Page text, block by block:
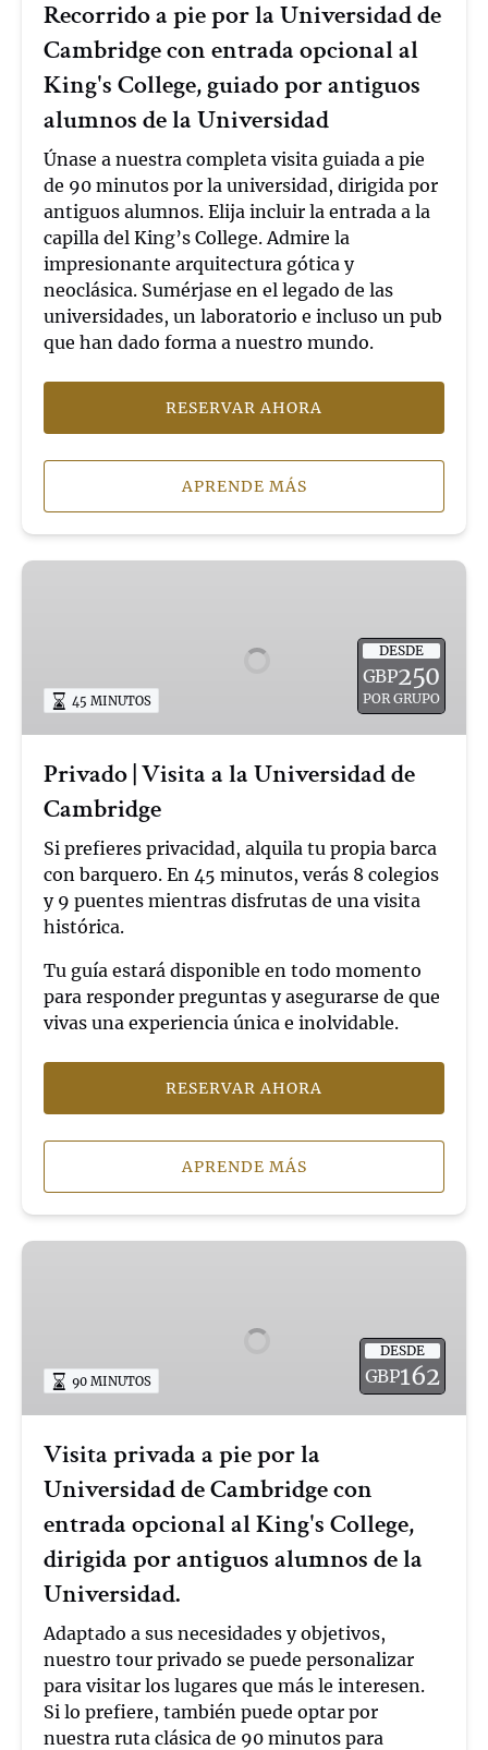
con
entrada
opcional
King's
College,
guiado
por
antiguos
alumnos
Universidad
Recorrido a pie por la Universidad de
Cambridge con entrada opcional al
King's College, guiado por antiguos
alumnos de la Universidad
Únase a nuestra completa visita guiada a pie
de 90 minutos por la universidad, dirigida por
antiguos alumnos. Elija incluir la entrada a la
capilla del King’s College. Admire la
impresionante arquitectura gótica y
neoclásica. Sumérjase en el legado de las
universidades, un laboratorio e incluso un pub
que han dado forma a nuestro mundo.
RESERVAR AHORA
APRENDE MÁS
Privado
Universidad
de
DESDE
GBP250
POR GRUPO
45 MINUTOS
Privado | Visita a la Universidad de
Cambridge
Si prefieres privacidad, alquila tu propia barca
con barquero. En 45 minutos, verás 8 colegios
y 9 puentes mientras disfrutas de una visita
histórica.
Tu guía estará disponible en todo momento
para responder preguntas y asegurarse de que
vivas una experiencia única e inolvidable.
RESERVAR AHORA
APRENDE MÁS
Visita
Universidad
Cambridge
con
entrada
King's
dirigida
por
antiguos
alumnos
DESDE
GBP162
90 MINUTOS
Visita privada a pie por la
Universidad de Cambridge con
entrada opcional al King's College,
dirigida por antiguos alumnos de la
Universidad.
Adaptado a sus necesidades y objetivos,
nuestro tour privado se puede personalizar
para visitar los lugares que más le interesen.
Si lo prefiere, también puede optar por
nuestra ruta clásica de 90 minutos para